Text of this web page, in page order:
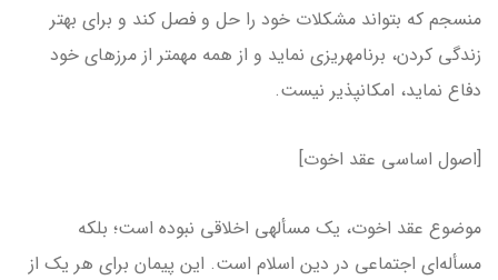
منسجم که بتواند مشکلات خود را حل و فصل کند و برای بهتر
زندگی کردن، برنامه­ریزی نماید و از همه مهم­تر از مرزهای خود
دفاع نماید، امکان­پذیر نیست.
[اصول اساسی عقد اخوت]
موضوع عقد اخوت، یک مسأله­ی اخلاقی نبوده است؛ بلکه
مسأله‌ای اجتماعی در دین اسلام است. این پیمان برای هر یک از